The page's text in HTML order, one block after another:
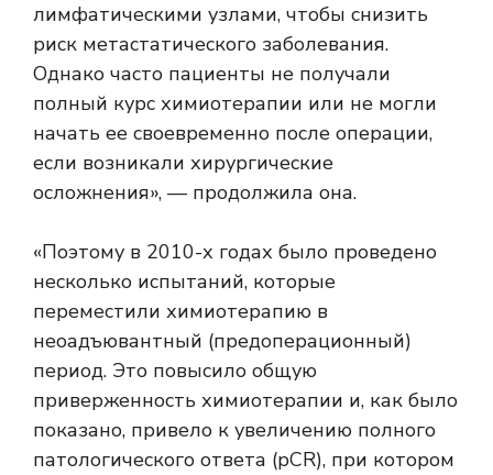
лимфатическими узлами, чтобы снизить
риск метастатического заболевания.
Однако часто пациенты не получали
полный курс химиотерапии или не могли
начать ее своевременно после операции,
если возникали хирургические
осложнения», — продолжила она.
«Поэтому в 2010-х годах было проведено
несколько испытаний, которые
переместили химиотерапию в
неоадъювантный (предоперационный)
период. Это повысило общую
приверженность химиотерапии и, как было
показано, привело к увеличению полного
патологического ответа (pCR), при котором